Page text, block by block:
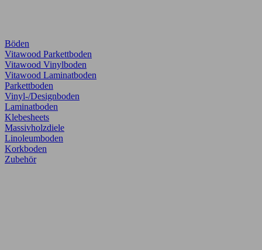
Böden
Vitawood Parkettboden
Vitawood Vinylboden
Vitawood Laminatboden
Parkettboden
Vinyl-/Designboden
Laminatboden
Klebesheets
Massivholzdiele
Linoleumboden
Korkboden
Zubehör